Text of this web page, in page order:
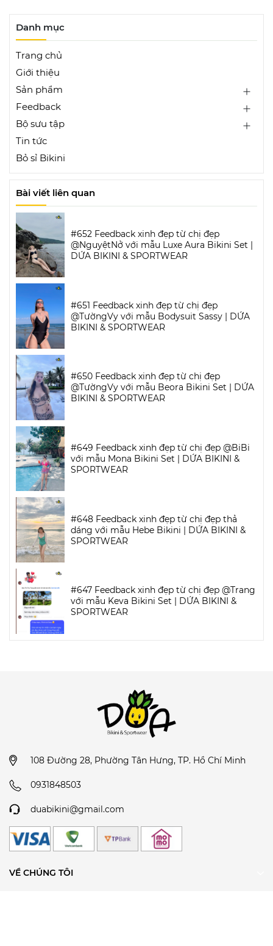
Danh mục
Trang chủ
Giới thiệu
Sản phẩm
Feedback
Bộ sưu tập
Tin tức
Bỏ sỉ Bikini
Bài viết liên quan
#652 Feedback xinh đẹp từ chị đẹp
@NguyệtNở với mẫu Luxe Aura Bikini Set |
DỨA BIKINI & SPORTWEAR
#651 Feedback xinh đẹp từ chị đẹp
@TườngVy với mẫu Bodysuit Sassy | DỨA
BIKINI & SPORTWEAR
#650 Feedback xinh đẹp từ chị đẹp
@TườngVy với mẫu Beora Bikini Set | DỨA
BIKINI & SPORTWEAR
#649 Feedback xinh đẹp từ chị đẹp @BiBi
với mẫu Mona Bikini Set | DỨA BIKINI &
SPORTWEAR
#648 Feedback xinh đẹp từ chị đẹp thả
dáng với mẫu Hebe Bikini | DỨA BIKINI &
SPORTWEAR
#647 Feedback xinh đẹp từ chị đẹp @Trang
với mẫu Keva Bikini Set | DỨA BIKINI &
SPORTWEAR
108 Đường 28, Phường Tân Hưng, TP. Hồ Chí Minh
0931848503
duabikini@gmail.com
VỀ CHÚNG TÔI